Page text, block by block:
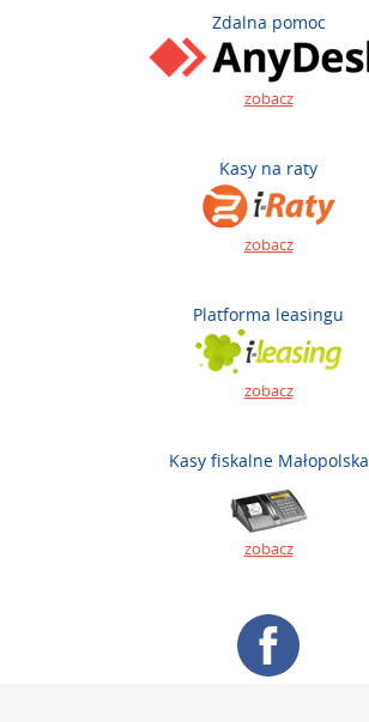
Zdalna pomoc
zobacz
Kasy na raty
zobacz
Platforma leasingu
zobacz
Kasy fiskalne Małopolska
zobacz